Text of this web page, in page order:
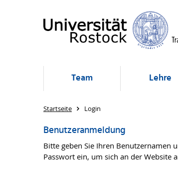
Team Lehre
Startseite Login
Benutzeranmeldung
Bitte geben Sie Ihren Benutzernamen
Passwort ein, um sich an der Website